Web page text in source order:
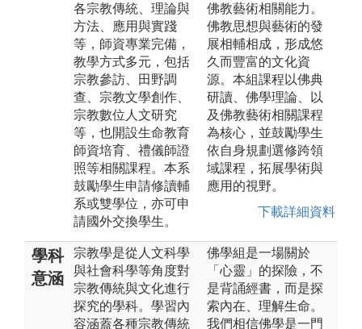
各宗教傳統、理論與
方法、應用與實踐
等，師資專業完備，
教學方式多元，包括
宗教參訪、田野調
查、宗教文學創作、
宗教數位人文研究
等，也開設生命教育
師資培育、禮儀師證
照等相關課程。本系
鼓勵學生申請修讀輔
系或雙學位，亦可申
請國外交換學生。
佛教藝術相關能力。
佛教思想與藝術的發
展相輔相成，形成悠
久而豐富的文化資
源。本組課程以佛典
研讀、佛學理論、以
及佛教藝術相關課程
為核心，並鼓勵學生
依自身規劃選修跨領
域課程，拓展學術與
應用的視野。
下載詳細資料
學科
意涵
宗教學是從人文科學
與社會科學等角度對
宗教傳統與文化進行
探究的學科。學習內
容涵蓋各種宗教傳統
佛學組是一場關於
「心靈」的探險，不
是背誦經書，而是探
索內在、理解生命。
我們相信佛學是一門